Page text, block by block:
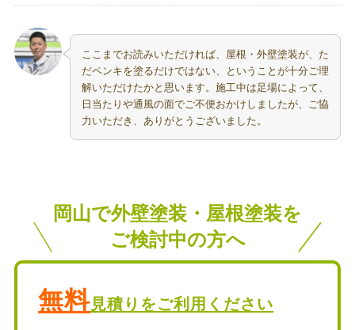
ここまでお読みいただければ、屋根・外壁塗装が、た
だペンキを塗るだけではない、ということが十分ご理
解いただけたかと思います。施工中は足場によって、
日当たりや通風の面でご不便おかけしましたが、ご協
力いただき、ありがとうございました。
岡山で外壁塗装・屋根塗装を
ご検討中の方へ
無料見積りをご利用ください